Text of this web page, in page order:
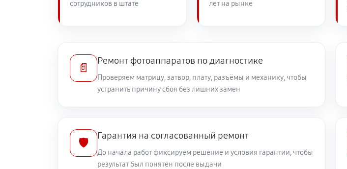
Замена линз фотоаппарата Canon EOS 1100D
Замена диска управления
Замена вспышки фотоаппарата Canon EOS 1100D
Комплексная чистка фотоаппарата Canon EOS 1100D
сотрудников в штате лет на рынке
📄
Ремонт фотоаппаратов по диагностике
Проверяем матрицу, затвор, плату, разъёмы и механику, чтобы
устранить причину сбоя без лишних замен
🛡️
Гарантия на согласованный ремонт
До начала работ фиксируем решение и условия гарантии, чтобы
результат был понятен после выдачи